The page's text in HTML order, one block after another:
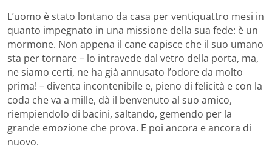
L’uomo è stato lontano da casa per ventiquattro mesi in
quanto impegnato in una missione della sua fede: è un
mormone. Non appena il cane capisce che il suo umano
sta per tornare – lo intravede dal vetro della porta, ma,
ne siamo certi, ne ha già annusato l’odore da molto
prima! – diventa incontenibile e, pieno di felicità e con la
coda che va a mille, dà il benvenuto al suo amico,
riempiendolo di bacini, saltando, gemendo per la
grande emozione che prova. E poi ancora e ancora di
nuovo.